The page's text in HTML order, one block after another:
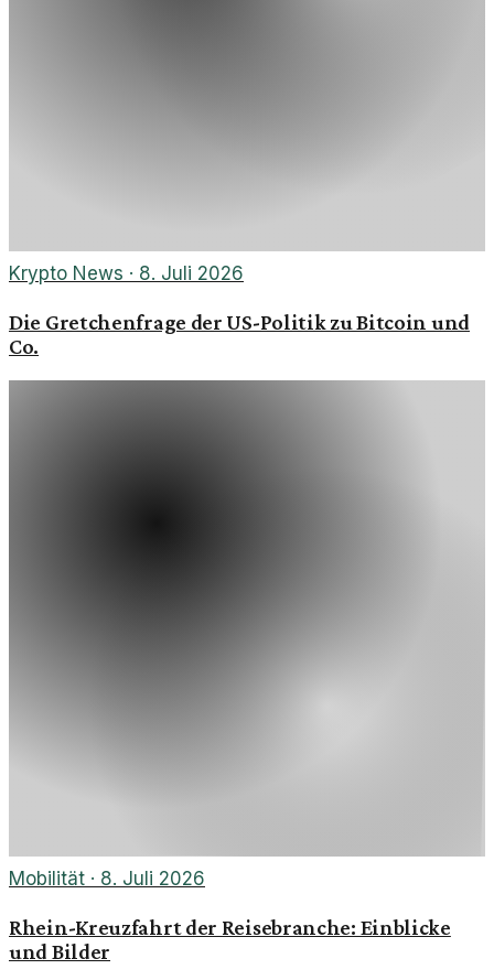
Krypto News · 8. Juli 2026
Die Gretchenfrage der US-Politik zu Bitcoin und
Co.
Mobilität · 8. Juli 2026
Rhein-Kreuzfahrt der Reisebranche: Einblicke
und Bilder